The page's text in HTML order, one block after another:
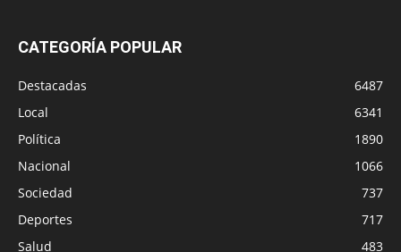
CATEGORÍA POPULAR
Destacadas
6487
Local
6341
Política
1890
Nacional
1066
Sociedad
737
Deportes
717
Salud
483